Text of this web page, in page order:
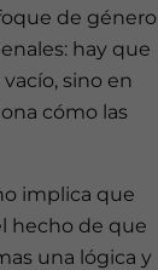
de género
hay que
sino en
cómo las
implica que
hecho de que
una lógica y